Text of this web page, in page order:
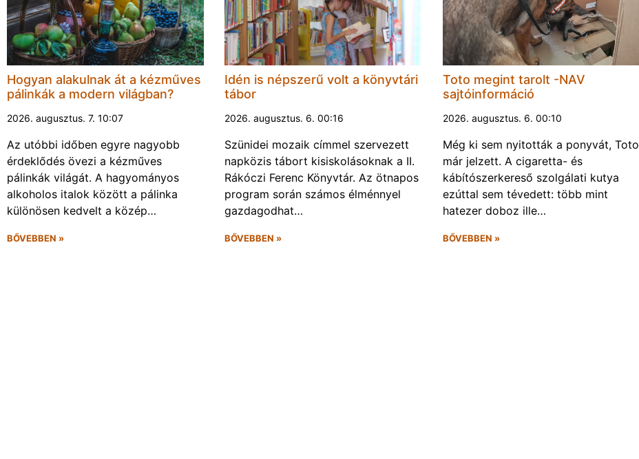
Hogyan alakulnak át a kézműves
pálinkák a modern világban?
2026. augusztus. 7. 10:07
Az utóbbi időben egyre nagyobb
érdeklődés övezi a kézműves
pálinkák világát. A hagyományos
alkoholos italok között a pálinka
különösen kedvelt a közép…
BŐVEBBEN »
Idén is népszerű volt a könyvtári
tábor
2026. augusztus. 6. 00:16
Szünidei mozaik címmel szervezett
napközis tábort kisiskolásoknak a II.
Rákóczi Ferenc Könyvtár. Az ötnapos
program során számos élménnyel
gazdagodhat…
BŐVEBBEN »
Toto megint tarolt -NAV
sajtóinformáció
2026. augusztus. 6. 00:10
Még ki sem nyitották a ponyvát, Toto
már jelzett. A cigaretta- és
kábítószerkereső szolgálati kutya
ezúttal sem tévedett: több mint
hatezer doboz ille…
BŐVEBBEN »